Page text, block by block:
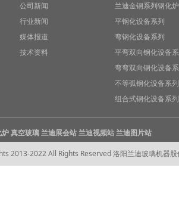
公司新闻
行业新闻
媒体报道
技术资料
兰迪金钢系列钢化炉
平钢化设备系列
弯钢化设备系列
平弯双向钢化设备
弯弯双向钢化设备
不等弧钢化设备系列
组合式钢化设备系列
炉真空玻璃兰迪展会站兰迪视频站兰迪图片站
2013-2022 All Rights Reserved 洛阳兰迪玻璃机器